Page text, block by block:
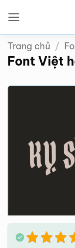
qua
nội
dung
Trang chủ /
Font Việt